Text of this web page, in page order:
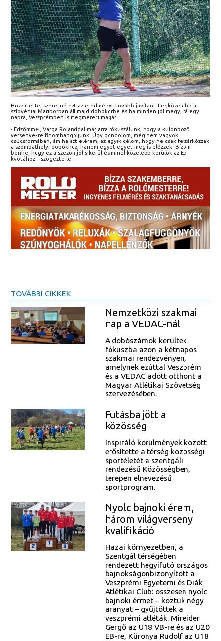
Hozzátette, szeretné ezt az eredményt tovább javítani. Legközelebb a
szlovéniai Mariborban áll majd dobókörbe és ha minden jól megy, rá egy
napra, Veszprémben is megméreti magát.
- Edzőmmel, Varga Rolanddal már arra fókuszálunk, hogy a különböző
versenyekre finomhangoljunk. Úgy gondolom, még nem vagyok
csúcsformában, ám ha azt elérem, az egyik célom, hogy ne csak felzárkózzak
a szombathelyi dobókhoz, hanem egyet-egyet meg is előzzek. Bízom
benne, hogy ez a szezon jól sikerül és minél közelebb kerülök az Eb-
kvótához – szögezte le.
TOVÁBBI CIKKEK
Nemzetközi szakmai
nap a VEDAC-nál
A dobószámok kerültek
fókuszba azon a kétnapos
szakmai rendezvényen,
amelynek ezúttal Veszprém
és a VEDAC adott otthont a
Magyar Atlétikai Szövetség
szervezésében.
Futásba jött a
közösség
Inspiráló körülmények között
erősítette a térség közösségi
sportéletét a szentgáli
rendezésű Közösségben,
terepen elnevezésű
sportprogram.
Nyolc bajnoki érem,
három világverseny
kvalifikáció
Hazai környezetben, a
Szentgál térségében
rendezett hegyifutó országos
bajnokságonbizonyított a
Veszprémi Egyetemi és Diák
Atlétikai Club: összesen nyolc
bajnoki érmet – köztük négy
aranyat – gyűjtöttek a
veszprémi atléták. Mireider
Gergő az U18 VB-re és az U20
EB-re, Küronya Rudolf az U18